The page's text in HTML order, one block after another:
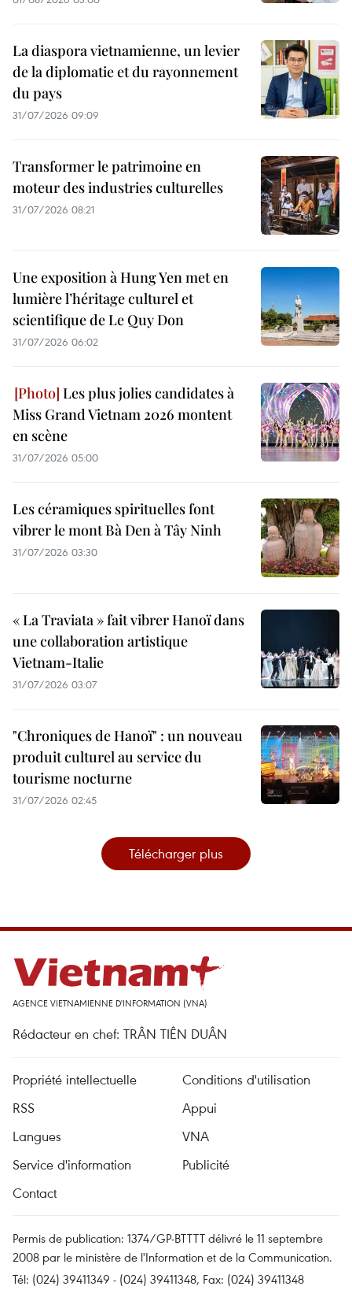
La diaspora vietnamienne, un levier
de la diplomatie et du rayonnement
du pays
31/07/2026 09:09
Transformer le patrimoine en
moteur des industries culturelles
31/07/2026 08:21
Une exposition à Hung Yen met en
lumière l’héritage culturel et
scientifique de Le Quy Don
31/07/2026 06:02
Les plus jolies candidates à
Miss Grand Vietnam 2026 montent
en scène
31/07/2026 05:00
Les céramiques spirituelles font
vibrer le mont Bà Den à Tây Ninh
31/07/2026 03:30
« La Traviata » fait vibrer Hanoï dans
une collaboration artistique
Vietnam-Italie
31/07/2026 03:07
"Chroniques de Hanoï" : un nouveau
produit culturel au service du
tourisme nocturne
31/07/2026 02:45
Télécharger plus
AGENCE VIETNAMIENNE D'INFORMATION (VNA)
Rédacteur en chef: TRÂN TIÊN DUÂN
Propriété intellectuelle
Conditions d'utilisation
RSS
Appui
Langues
VNA
Service d'information
Publicité
Contact
Permis de publication: 1374/GP-BTTTT délivré le 11 septembre
2008 par le ministère de l'Information et de la Communication.
Tél: (024) 39411349 - (024) 39411348, Fax: (024) 39411348